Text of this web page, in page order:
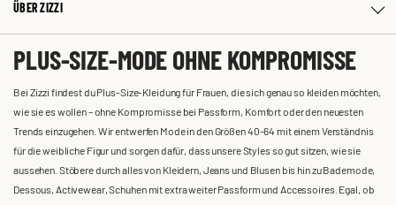
ÜBER ZIZZI
PLUS-SIZE-MODE OHNE KOMPROMISSE
Bei Zizzi findest du Plus-Size-Kleidung für Frauen, die sich genau so kleiden möchten,
wie sie es wollen – ohne Kompromisse bei Passform, Komfort oder den neuesten
Trends einzugehen. Wir entwerfen Mode in den Größen 40-64 mit einem Verständnis
für die weibliche Figur und sorgen dafür, dass unsere Styles so gut sitzen, wie sie
aussehen. Stöbere durch alles von Kleidern, Jeans und Blusen bis hin zu Bademode,
Dessous, Activewear, Schuhen mit extra weiter Passform und Accessoires. Egal, ob